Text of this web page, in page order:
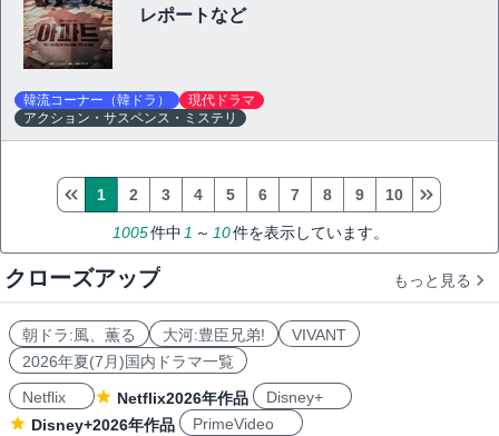
レポートなど
韓流コーナー（韓ドラ）
現代ドラマ
アクション・サスペンス・ミステリ
1005件中 1 ～ 10件を表示しています。
1 2 3 4 5 6 7 8 9 10
クローズアップ もっと見る
朝ドラ:風、薫る 大河:豊臣兄弟!
VIVANT
2026年夏(7月)国内ドラマ一覧
Netflix
Netflix2026年作品
Disney+
Disney+2026年作品
PrimeVideo